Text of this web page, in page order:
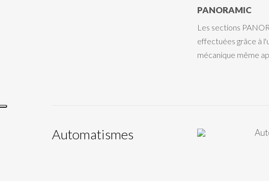
PANORAMIC
Les sections
effectuées grâce à
mécanique même
Automatismes